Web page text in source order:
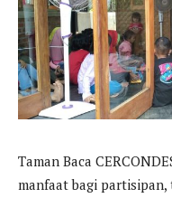
Taman Baca
manfaat bagi